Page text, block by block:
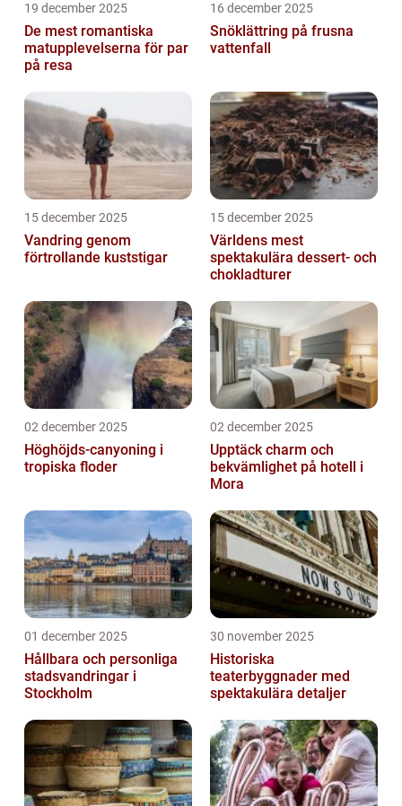
19 december 2025
De mest romantiska
matupplevelserna för par
på resa
16 december 2025
Snöklättring på frusna
vattenfall
15 december 2025
Vandring genom
förtrollande kuststigar
15 december 2025
Världens mest
spektakulära dessert- och
chokladturer
02 december 2025
Höghöjds-canyoning i
tropiska floder
02 december 2025
Upptäck charm och
bekvämlighet på hotell i
Mora
01 december 2025
Hållbara och personliga
stadsvandringar i
Stockholm
30 november 2025
Historiska
teaterbyggnader med
spektakulära detaljer